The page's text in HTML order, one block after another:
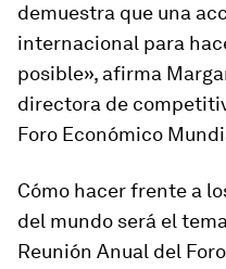
demuestra que una
internacional para
posible», afirma
directora de
Foro Económico
Cómo hacer frente a
del mundo será el
Reunión Anual del